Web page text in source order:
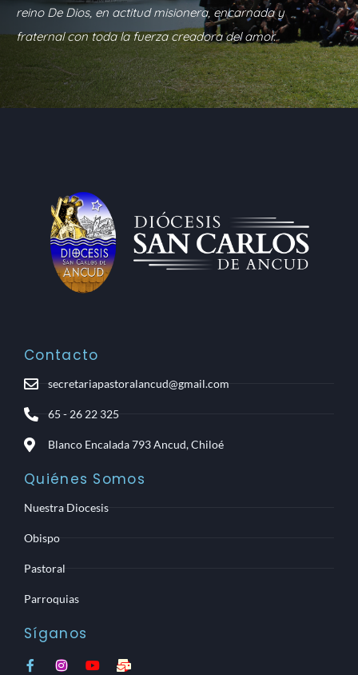
reino De Dios, en actitud misionera, encarnada y
fraternal con toda la fuerza creadora del amor.
Contacto
secretariapastoralancud@gmail.com
65 - 26 22 325
Blanco Encalada 793 Ancud, Chiloé
Quiénes Somos
Nuestra Diocesis
Obispo
Pastoral
Parroquias
Síganos
F
I
Y
M